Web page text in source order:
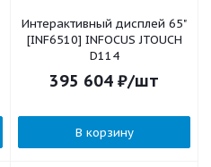
Интерактивный дисплей 65"
[INF6510] INFOCUS JTOUCH
D114
395 604 ₽/шт
В корзину